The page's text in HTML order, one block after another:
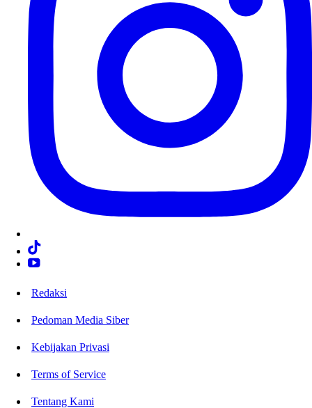
Redaksi
Pedoman Media Siber
Kebijakan Privasi
Terms of Service
Tentang Kami